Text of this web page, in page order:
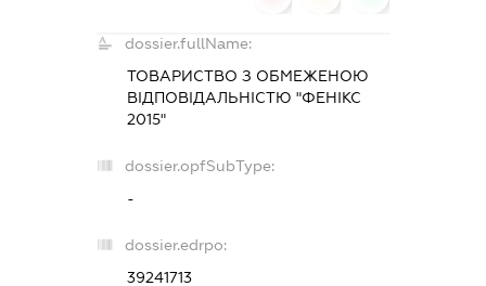
dossier.fullName:
ТОВАРИСТВО З ОБМЕЖЕНОЮ
ВІДПОВІДАЛЬНІСТЮ "ФЕНІКС
2015"
dossier.opfSubType:
-
dossier.edrpo:
39241713